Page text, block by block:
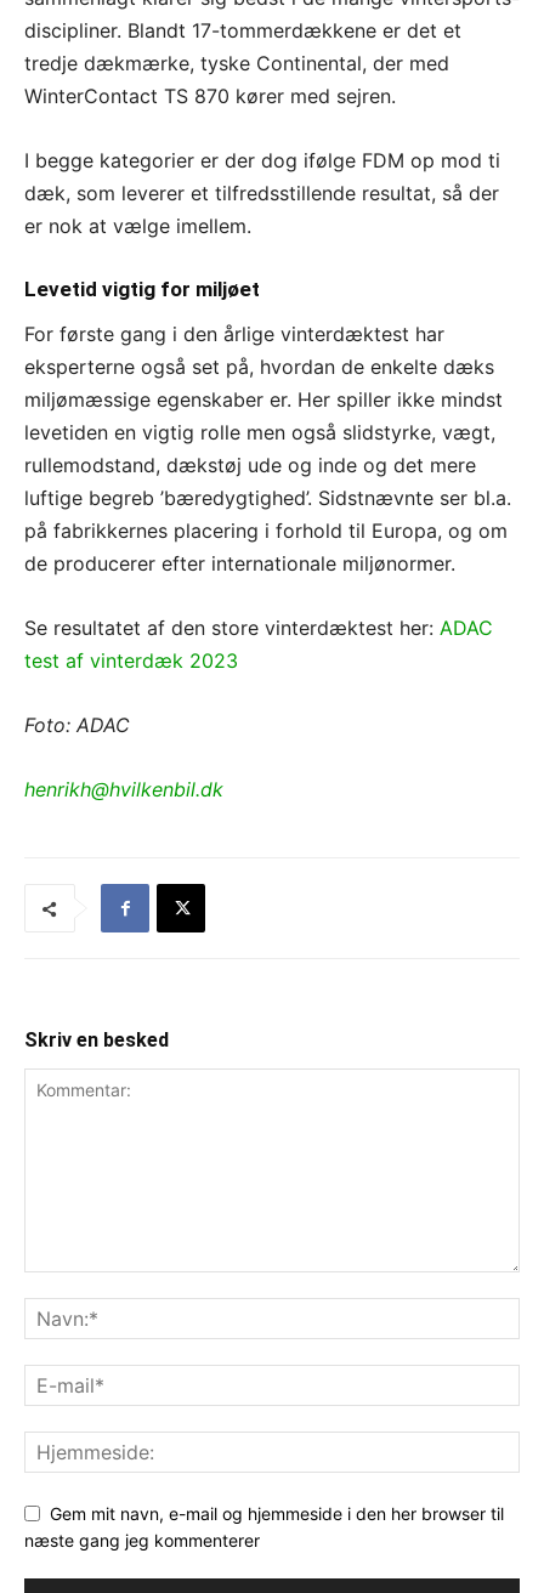
discipliner. Blandt 17-tommerdækkene er det et
tredje dækmærke, tyske Continental, der med
WinterContact TS 870 kører med sejren.
I begge kategorier er der dog ifølge FDM op mod ti
dæk, som leverer et tilfredsstillende resultat, så der
er nok at vælge imellem.
Levetid vigtig for miljøet
For første gang i den årlige vinterdæktest har
eksperterne også set på, hvordan de enkelte dæks
miljømæssige egenskaber er. Her spiller ikke mindst
levetiden en vigtig rolle men også slidstyrke, vægt,
rullemodstand, dækstøj ude og inde og det mere
luftige begreb ’bæredygtighed’. Sidstnævnte ser bl.a.
på fabrikkernes placering i forhold til Europa, og om
de producerer efter internationale miljønormer.
Se resultatet af den store vinterdæktest her: ADAC
test af vinterdæk 2023
Foto: ADAC
henrikh@hvilkenbil.dk
Skriv en besked
Gem mit navn, e-mail og hjemmeside i den her browser til
næste gang jeg kommenterer